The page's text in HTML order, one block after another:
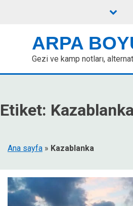
ARPA
Gezi ve kamp notları,
Etiket: Kazablanka
Ana sayfa » Kazablanka